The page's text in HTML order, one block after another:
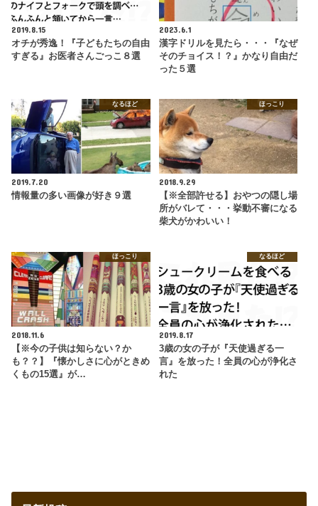
2019.8.15
オチが秀逸！『子どもたちの自由
すぎる』お医者さんごっこ８選
2023.6.1
漢字ドリルを見たら・・・『なぜ
そのチョイス！？』かなり自由だ
った５選
なるほど
2019.7.20
情報量の多い画像が好き９選
ほっこり
2018.9.29
【※全部許せる】おやつの隠し場
所がバレて・・・挙動不審になる
柴犬がかわいい！
ほっこり
2018.11.6
【※今の子供は知らない？か
も？？】『懐かしさに心がときめ
くもの15選』が…
なるほど
2019.8.17
3歳の女の子が『天使過ぎる一
言』を放った！全員の心が浄化さ
れた